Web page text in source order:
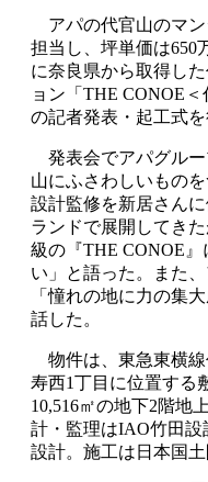
アパの代官山のマン
担当し、坪単価は650
に奈良県から取得し
ョン「 THE CONOE
の記者発表・起工式を
発表会でアパグルー
山にふさわしいもの
設計監修を新居さん
ランドで展開してき
級の『THE CONOE
い」と語った。また
「憧れの地に力の集
話した。
物件は、東急東横
寿西1丁目に位置する
10,516㎡の地下2階地上
計・監理はIAO竹田設
設計。施工は日本国土